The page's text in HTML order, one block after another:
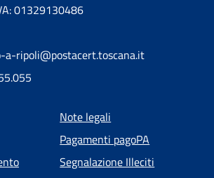
01329130486
a-ripoli@postacert.toscana.it
pagina
Note legali
Pagamenti pagoPA
Segnalazione Illeciti